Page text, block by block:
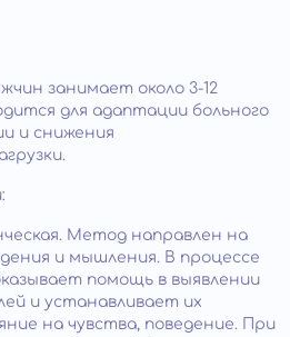
занимает около 3-12
для адаптации больного
и снижения
Метод направлен на
и мышления. В процессе
помощь в выявлении
и устанавливает их
на чувства, поведение. При